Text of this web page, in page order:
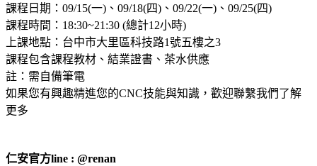
課程日期：09/15(一)、09/18(四)、09/22(一)、09/25(四)
課程時間：18:30~21:30 (總計12小時)
上課地點：台中市大里區科技路1號五樓之3
課程包含課程教材、結業證書、茶水供應
註：需自備筆電
如果您有興趣精進您的CNC技能與知識，歡迎聯繫我們了解
更多
仁安官方line : @renan